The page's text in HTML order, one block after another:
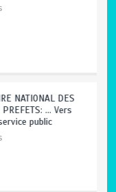
NATIONAL DES
PREFETS: … Vers
public